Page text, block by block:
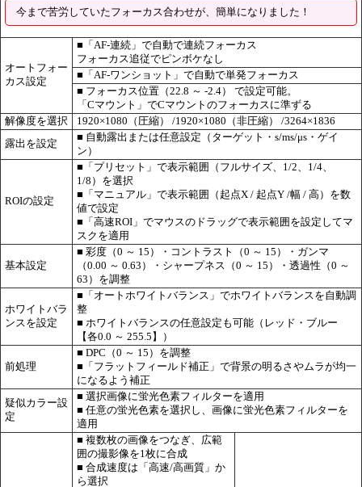
今まで苦労していたフォーカス合わせが、簡単になりました！
オートフォー
カス設定
■「AF-連続」で自動で連続フォーカス
フォーカス追従でピンボケなし
■「AF-ワンショット」で自動で単発フォーカス
■ フォーカス位置（22.8 ～ -2.4） で設定可能。
「Cマウント」でCマウントのフォーカスに準ずる
解像度を選択
1920×1080（圧縮） /1920×1080（非圧縮） /3264×1836
露出を設定
■ 自動露出または任意設定（ターゲット・s/ms/μs・ゲイ
ン）
ROIの設定
■「プリセット」で表示範囲（フルサイズ、1/2、1/4、
1/8）を選択
■「マニュアル」で表示範囲（起点X / 起点Y /幅 / 高）を数
値で設定
■「高速ROI」でマウスのドラッグで表示範囲を設定してマ
スクを適用
基本設定
■ 彩度（0 ～ 15）・コントラスト（0 ～ 15）・ガンマ
（0.00 ～ 0.63）・シャープネス（0 ～ 15）・透過性（0 ～
63）を調整
ホワイトバラ
ンスを設定
■「オートホワイトバランス」でホワイトバランスを自動調
整
■ ホワイトバランスの任意設定も可能（レッド・ブルー
【各0.0 ～ 255.5】）
前処理
■ DPC（0 ～ 15）を調整
■「フラットフィールド補正」で背景の明るさやムラが均一
になるよう補正
疑似カラー設
定
■ 選択画像に蛍光色素フィルターを適用
■ 任意の蛍光色素を選択し、画像に蛍光色素フィルターを
適用
■ 複数枚の画像をつなぎ、広範
囲の撮影像を1枚に合成
■ 合成速度は「高速/高画質」か
ら選択